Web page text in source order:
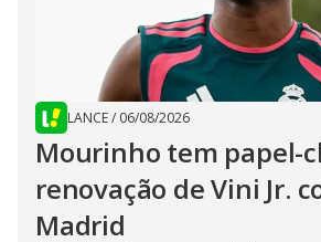
LANCE/ 06/08/2026
Mourinho tem papel-
renovação de Vini Jr.
Madrid